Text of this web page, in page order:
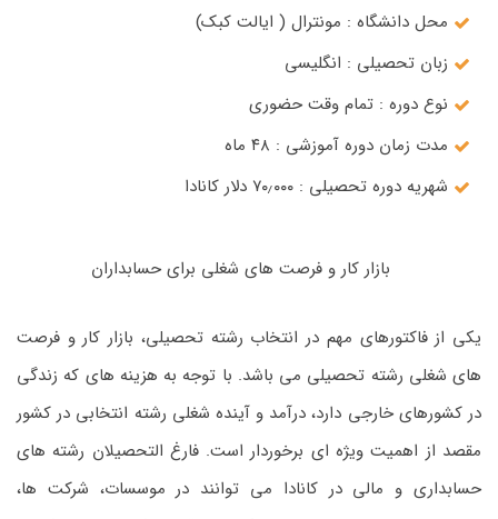
محل دانشگاه : مونترال ( ایالت کبک)
زبان تحصیلی : انگلیسی
نوع دوره : تمام وقت حضوری
مدت زمان دوره آموزشی : ۴۸ ماه
شهریه دوره تحصیلی : ۷۰٫۰۰۰ دلار کانادا
بازار کار و فرصت های شغلی برای حسابداران
یکی از فاکتورهای مهم در انتخاب رشته تحصیلی، بازار کار و فرصت
های شغلی رشته تحصیلی می باشد. با توجه به هزینه های که زندگی
در کشورهای خارجی دارد، درآمد و آینده شغلی رشته انتخابی در کشور
مقصد از اهمیت ویژه ای برخوردار است. فارغ التحصیلان رشته های
حسابداری و مالی در کانادا می توانند در موسسات، شرکت ها،